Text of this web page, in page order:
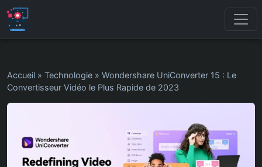
Accueil » Technologie » Wondershare UniConverter 15 : Le
Convertisseur Vidéo le Plus Rapide de 2023